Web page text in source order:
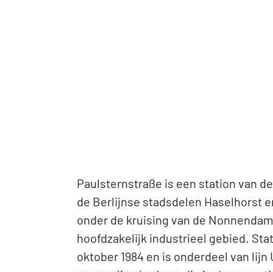
Paulsternstraße is een station van
de Berlijnse stadsdelen Haselhorst
onder de kruising van de
hoofdzakelijk industrieel gebied.
oktober 1984 en is onderdeel van